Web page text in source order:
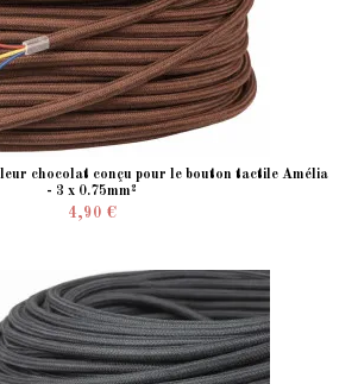
chocolat conçu pour le bouton tactile Amélia
- 3 x 0.75mm²
4,90 €